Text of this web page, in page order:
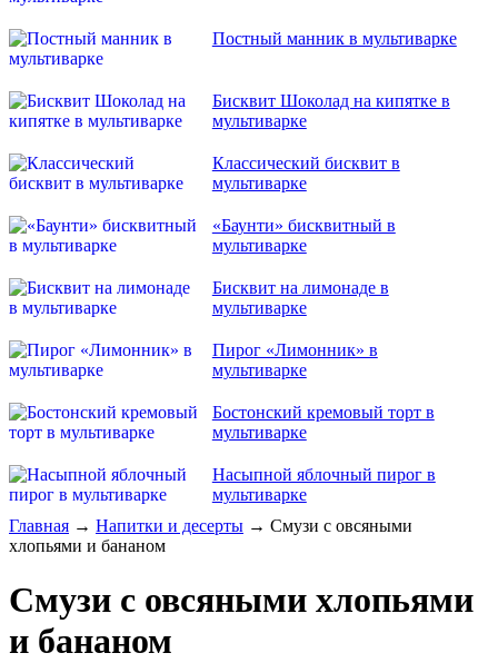
Постный манник в мультиварке
Бисквит Шоколад на кипятке в
мультиварке
Классический бисквит в
мультиварке
«Баунти» бисквитный в
мультиварке
Бисквит на лимонаде в
мультиварке
Пирог «Лимонник» в
мультиварке
Бостонский кремовый торт в
мультиварке
Насыпной яблочный пирог в
мультиварке
Главная → Напитки и десерты → Смузи с овсяными
хлопьями и бананом
Смузи с овсяными хлопьями
и бананом